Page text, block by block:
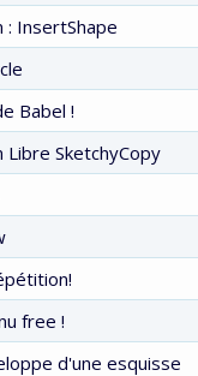
: InsertShape
Babel !
Libre SketchyCopy
free !
d'une esquisse